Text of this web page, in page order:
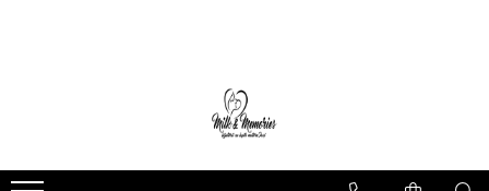
Brățări argint